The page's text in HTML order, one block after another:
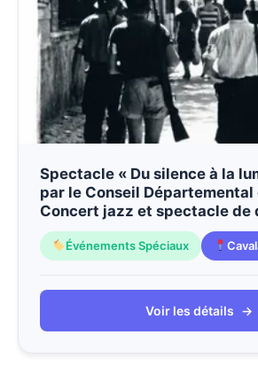
Spectacle « Du silence à la
par le Conseil Départemental
Concert jazz et spectacle de
Événements Spéciaux
Voir les détails →